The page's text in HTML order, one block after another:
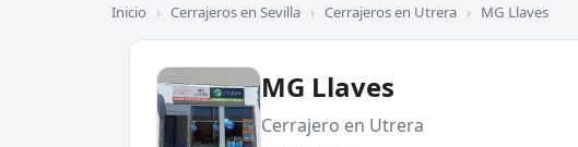
Inicio › Cerrajeros en Sevilla › Cerrajeros en Utrera › MG Llaves
MG Llaves
Cerrajero en Utrera